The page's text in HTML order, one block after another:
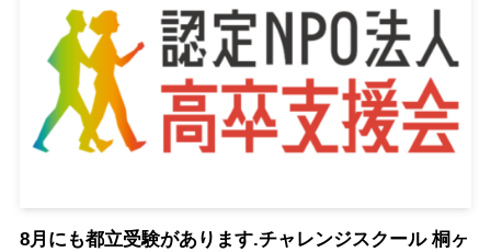
8月にも都立受験があります.チャレンジスクール 桐ヶ